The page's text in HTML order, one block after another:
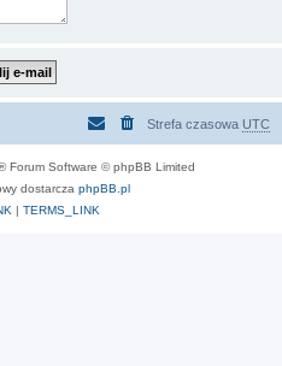
Strefa czasowa UTC
Forum Software © phpBB Limited
dostarcza phpBB.pl
| TERMS_LINK